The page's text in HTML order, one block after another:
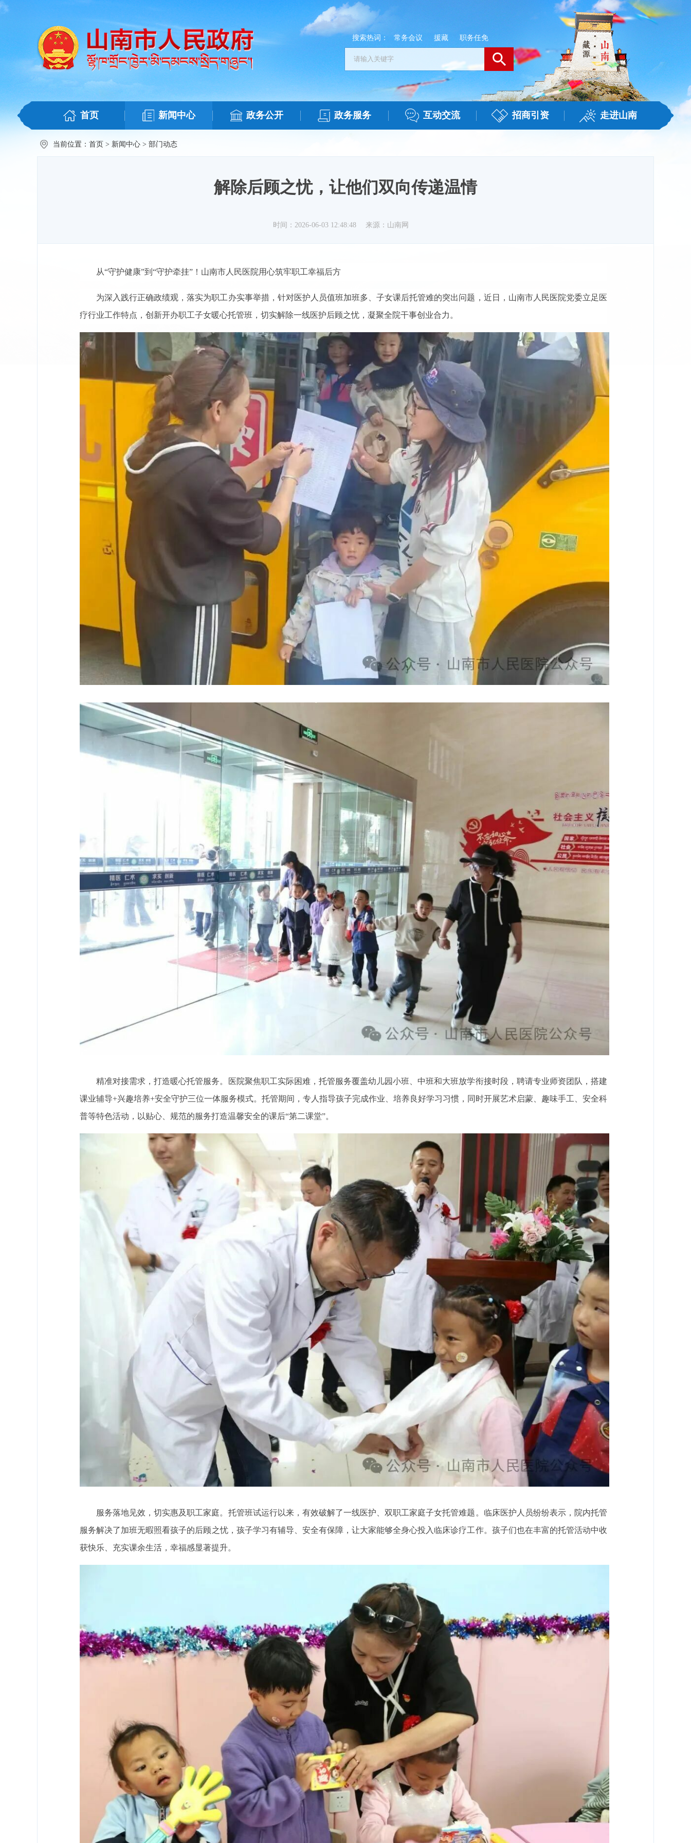
搜索热词： 常务会议 援藏 职务任免
首页 新闻中心 政务公开 政务服务 互动交流 招商引资 走进山南
当前位置： 首页 > 新闻中心 > 部门动态
解除后顾之忧，让他们双向传递温情
时间：2026-06-03 12:48:48 来源：山南网
从“守护健康”到“守护牵挂”！山南市人民医院用心筑牢职工幸福后方
为深入践行正确政绩观，落实为职工办实事举措，针对医护人员值班加班多、子女课后托管难的突出问题，近日，山南市人民医院党委立足医
疗行业工作特点，创新开办职工子女暖心托管班，切实解除一线医护后顾之忧，凝聚全院干事创业合力。
精准对接需求，打造暖心托管服务。医院聚焦职工实际困难，托管服务覆盖幼儿园小班、中班和大班放学衔接时段，聘请专业师资团队，搭建
课业辅导+兴趣培养+安全守护三位一体服务模式。托管期间，专人指导孩子完成作业、培养良好学习习惯，同时开展艺术启蒙、趣味手工、安全科
普等特色活动，以贴心、规范的服务打造温馨安全的课后“第二课堂”。
服务落地见效，切实惠及职工家庭。托管班试运行以来，有效破解了一线医护、双职工家庭子女托管难题。临床医护人员纷纷表示，院内托管
服务解决了加班无暇照看孩子的后顾之忧，孩子学习有辅导、安全有保障，让大家能够全身心投入临床诊疗工作。孩子们也在丰富的托管活动中收
获快乐、充实课余生活，幸福感显著提升。